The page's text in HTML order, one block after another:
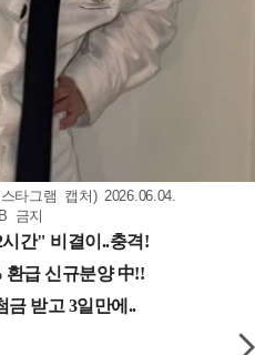
타그램 캡처) 2026.06.04.
금지